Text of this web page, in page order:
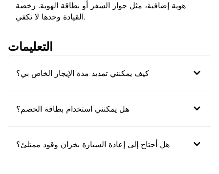
هوية إضافية، مثل جواز السفر أو بطاقة الهوية. رخصة
القيادة وحدها لا تكفي.
التعليمات
كيف يمكنني تمديد مدة الإيجار الخاص بي؟
هل يمكنني استخدام بطاقة الخصم؟
هل أحتاج إلى إعادة السيارة بخزان وقود ممتلئ؟